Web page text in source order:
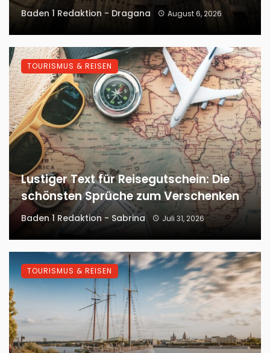
Baden 1 Redaktion - Dragana August 6, 2026
Lustiger Text für Reisegutschein: Die
schönsten Sprüche zum Verschenken
Baden 1 Redaktion - Sabrina Juli 31, 2026
TOURISMUS & REISEN
TOURISMUS & REISEN